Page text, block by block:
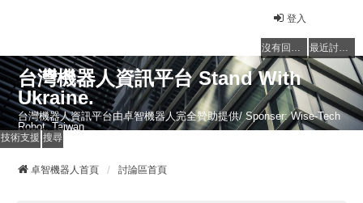
登入
沒有回覆的主題 最近討論的主題
台灣機器人資訊平台 Stand With
Ukraine.
台灣機器人資訊平台由卓智機器人完全贊助提供/ Sponser: Wise-Tech
Robot, Taiwan
技術支援 搜尋
卓智機器人首頁 討論區首頁